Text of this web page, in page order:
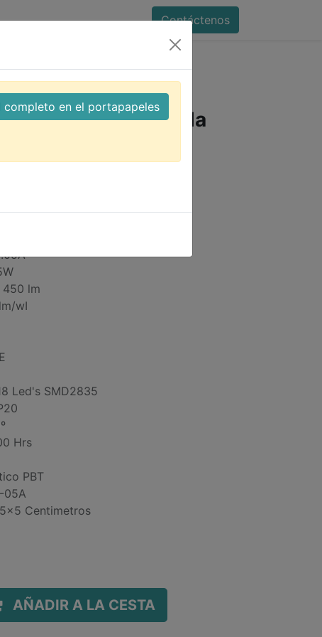
Contáctenos
Comercial
Amarilla 120V 2700K LX
5W Luz Amarilla
450 lm
wI
Led's SMD2835
Hrs
PBT
05A
Centimetros
AÑADIR A LA CESTA
completo en el portapapeles